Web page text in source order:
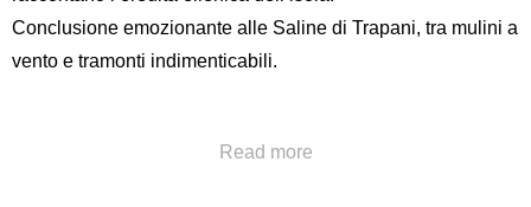
Conclusione emozionante alle Saline di Trapani, tra mulini a
vento e tramonti indimenticabili.
Read more